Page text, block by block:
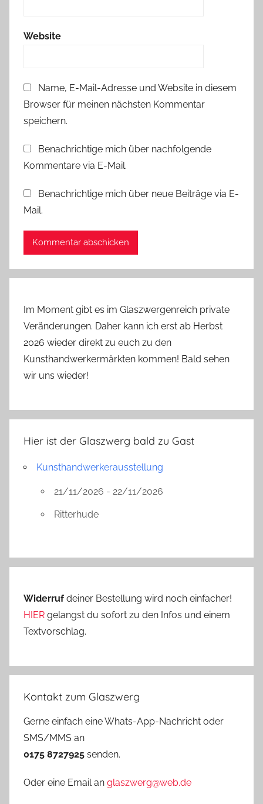
e
e
r
l
n
Website
Name, E-Mail-Adresse und Website in diesem
Browser für meinen nächsten Kommentar
speichern.
Benachrichtige mich über nachfolgende
Kommentare via E-Mail.
Benachrichtige mich über neue Beiträge via E-
Mail.
Im Moment gibt es im Glaszwergenreich private
Veränderungen. Daher kann ich erst ab Herbst
2026 wieder direkt zu euch zu den
Kunsthandwerkermärkten kommen! Bald sehen
wir uns wieder!
Hier ist der Glaszwerg bald zu Gast
Kunsthandwerkerausstellung
21/11/2026 - 22/11/2026
Ritterhude
Widerrufdeiner Bestellung wird noch einfacher!
HIER gelangst du sofort zu den Infos und einem
Textvorschlag.
Kontakt zum Glaszwerg
Gerne einfach eine Whats-App-Nachricht oder
SMS/MMS an
0175 8727925 senden.
Oder eine Email an glaszwerg@web.de